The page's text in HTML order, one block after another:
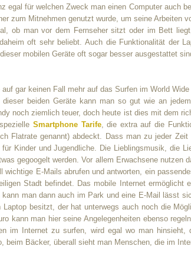
egal für welchen Zweck man einen Computer auch
zum Mitnehmen genutzt wurde, um seine Arbeiten
ob man vor dem Fernseher sitzt oder im Bett
oft sehr beliebt. Auch die Funktionalität der
mobilen Geräte oft sogar besser ausgestattet
gar keinen Fall mehr auf das Surfen im World
beiden Geräte kann man so gut wie an
noch ziemlich teuer, doch heute ist dies mit dem
Smartphone Tarife, die extra auf die
Flatrate genannt) abdeckt. Dass man zu jeder
Kinder und Jugendliche. Die Lieblingsmusik, die
gegoogelt werden. Vor allem Erwachsene
E-Mails abrufen und antworten, ein
Stadt befindet. Das mobile Internet
kann man dann auch im Park und eine E-Mail lässt
Laptop besitzt, der hat unterwegs auch noch die
kann man hier seine Angelegenheiten ebenso
im Internet zu surfen, wird egal wo man
beim Bäcker, überall sieht man Menschen, die im